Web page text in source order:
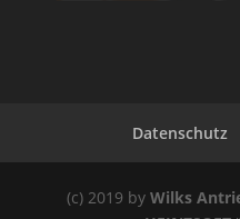
Datenschutz
(c) 2019 byWilks